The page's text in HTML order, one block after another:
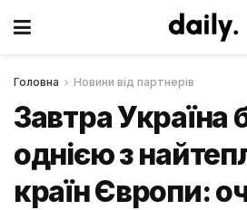
Головна Новини від партнерів
Завтра Україна
однією з
країн Європи: